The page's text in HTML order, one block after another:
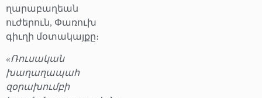
ղարաբաղեան
ուժերուն, Փառուխ
գիւղի մօտակայքը։
«Ռուսական
խաղաղապահ
զօրախումբի